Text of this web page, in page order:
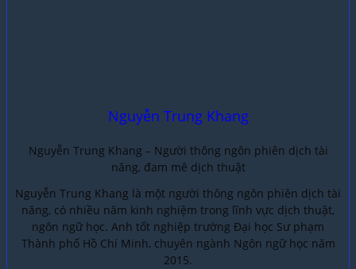
Nguyễn Trung Khang
Nguyễn Trung Khang – Người thông ngôn phiên dịch tài
năng, đam mê dịch thuật
Nguyễn Trung Khang là một người thông ngôn phiên dịch tài
năng, có nhiều năm kinh nghiệm trong lĩnh vực dịch thuật,
ngôn ngữ học. Anh tốt nghiệp trường Đại học Sư phạm
Thành phố Hồ Chí Minh, chuyên ngành Ngôn ngữ học năm
2015.